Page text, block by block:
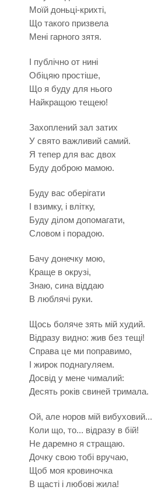
Моїй доньці-крихті,
Що такого призвела
Мені гарного зятя.
І публічно от нині
Обіцяю простіше,
Що я буду для нього
Найкращою тещею!
Захоплений зал затих
У свято важливий самий.
Я тепер для вас двох
Буду доброю мамою.
Буду вас оберігати
І взимку, і влітку,
Буду ділом допомагати,
Словом і порадою.
Бачу донечку мою,
Краще в окрузі,
Знаю, сина віддаю
В люблячі руки.
Щось боляче зять мій худий.
Відразу видно: жив без тещі!
Справа це ми поправимо,
І жирок поднагуляем.
Досвід у мене чималий:
Десять років свиней тримала.
Ой, але норов мій вибуховий...
Коли що, то... відразу в бій!
Не даремно я стращаю.
Дочку свою тобі вручаю,
Щоб моя кровиночка
В щасті і любові жила!